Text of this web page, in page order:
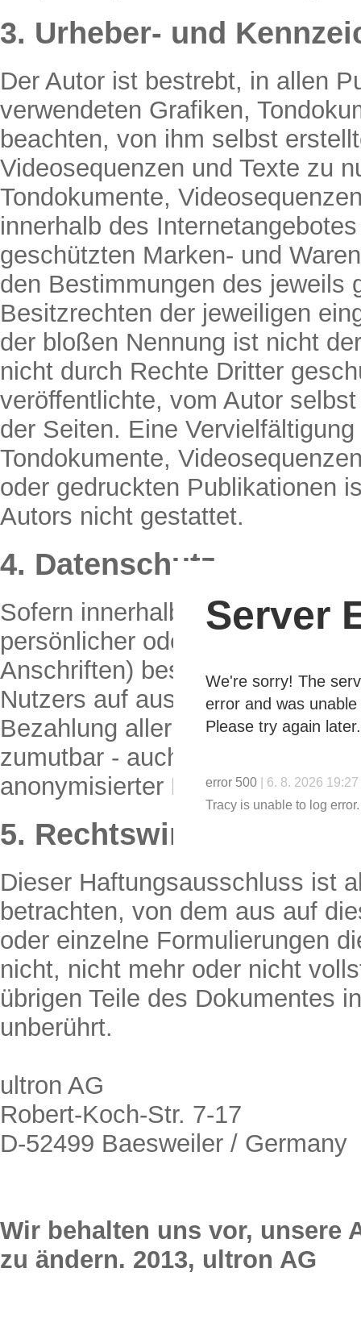
Server
We're sorry! The
error and was
Please try again later.
error 500
| 6. 8. 2026 19:27
Tracy is unable to log error.
3. Urheber- und
Der Autor ist bestrebt, in allen
verwendeten Grafiken,
beachten, von ihm selbst
Videosequenzen und Texte zu
Tondokumente,
innerhalb des
geschützten Marken- und
den Bestimmungen des jeweils
Besitzrechten der jeweiligen
der bloßen Nennung ist nicht
nicht durch Rechte Dritter
veröffentlichte, vom Autor
der Seiten. Eine
Tondokumente,
oder gedruckten Publikationen
Autors nicht gestattet.
4. Datenschutz
Sofern innerhalb des
persönlicher oder
Anschriften) besteht, so erfolgt
Nutzers auf ausdrücklich
Bezahlung aller angebotenen
zumutbar - auch ohne Angabe
anonymisierter Daten oder
5. Rechtswirksamkeit
Dieser Haftungsausschluss ist
betrachten, von dem aus auf
oder einzelne Formulierungen
nicht, nicht mehr oder nicht
übrigen Teile des Dokumentes
unberührt.
ultron AG
Robert-Koch-Str. 7-17
D-52499 Baesweiler / Germany
Wir behalten uns vor, unsere
zu ändern. 2013, ultron AG